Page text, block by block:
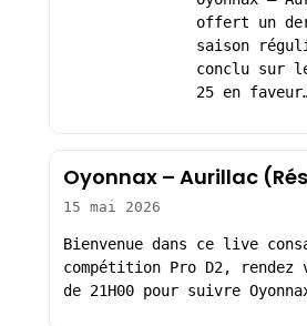
offert un
saison
conclu sur
25 en
Oyonnax – Aurillac
15 mai 2026
Bienvenue dans ce live
compétition Pro D2,
de 21H00 pour suivre